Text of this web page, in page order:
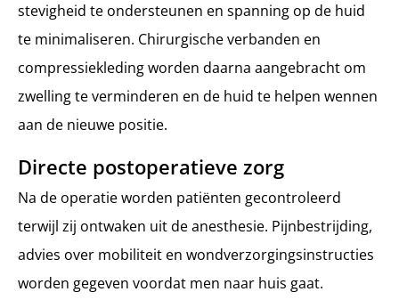
stevigheid te ondersteunen en spanning op de huid
te minimaliseren. Chirurgische verbanden en
compressiekleding worden daarna aangebracht om
zwelling te verminderen en de huid te helpen wennen
aan de nieuwe positie.
Directe postoperatieve zorg
Na de operatie worden patiënten gecontroleerd
terwijl zij ontwaken uit de anesthesie. Pijnbestrijding,
advies over mobiliteit en wondverzorgingsinstructies
worden gegeven voordat men naar huis gaat.